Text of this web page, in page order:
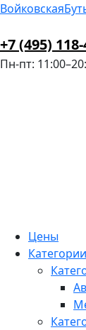
Войковская
+7 (495)
Пн-пт:
Цены